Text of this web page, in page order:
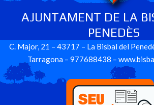
AJUNTAMENT DE LA
PENEDÈS
C. Major, 21 – 43717 – La Bisbal del
Tarragona – 977688438 –